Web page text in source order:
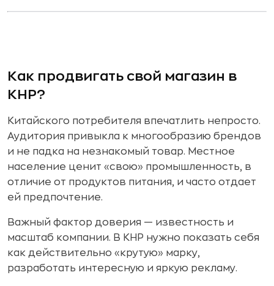
Как продвигать свой магазин в
КНР?
Китайского потребителя впечатлить непросто.
Аудитория привыкла к многообразию брендов
и не падка на незнакомый товар. Местное
население ценит «свою» промышленность, в
отличие от продуктов питания, и часто отдает
ей предпочтение.
Важный фактор доверия — известность и
масштаб компании. В КНР нужно показать себя
как действительно «крутую» марку,
разработать интересную и яркую рекламу.